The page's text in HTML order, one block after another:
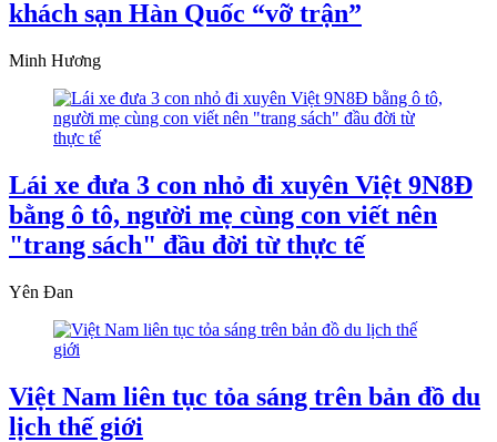
khách sạn Hàn Quốc “vỡ trận”
Minh Hương
Lái xe đưa 3 con nhỏ đi xuyên Việt 9N8Đ
bằng ô tô, người mẹ cùng con viết nên
"trang sách" đầu đời từ thực tế
Yên Đan
Việt Nam liên tục tỏa sáng trên bản đồ du
lịch thế giới